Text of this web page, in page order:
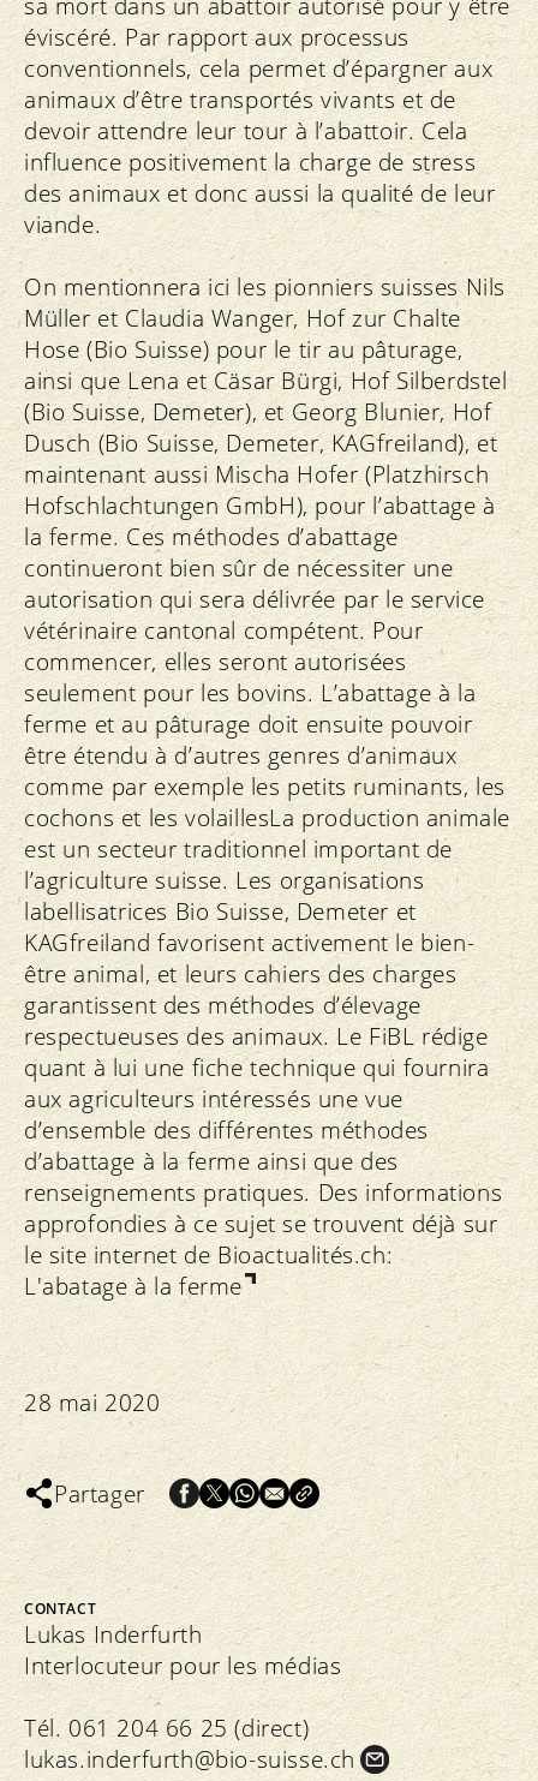
éviscéré. Par rapport aux processus
conventionnels, cela permet d’épargner aux
animaux d’être transportés vivants et de
devoir attendre leur tour à l’abattoir. Cela
influence positivement la charge de stress
des animaux et donc aussi la qualité de leur
viande.
On mentionnera ici les pionniers suisses Nils
Müller et Claudia Wanger, Hof zur Chalte
Hose (Bio Suisse) pour le tir au pâturage,
ainsi que Lena et Cäsar Bürgi, Hof Silberdstel
(Bio Suisse, Demeter), et Georg Blunier, Hof
Dusch (Bio Suisse, Demeter, KAGfreiland), et
maintenant aussi Mischa Hofer (Platzhirsch
Hofschlachtungen GmbH), pour l’abattage à
la ferme. Ces méthodes d’abattage
continueront bien sûr de nécessiter une
autorisation qui sera délivrée par le service
vétérinaire cantonal compétent. Pour
commencer, elles seront autorisées
seulement pour les bovins. L’abattage à la
ferme et au pâturage doit ensuite pouvoir
être étendu à d’autres genres d’animaux
comme par exemple les petits ruminants, les
cochons et les volaillesLa production animale
est un secteur traditionnel important de
l’agriculture suisse. Les organisations
labellisatrices Bio Suisse, Demeter et
KAGfreiland favorisent activement le bien-
être animal, et leurs cahiers des charges
garantissent des méthodes d’élevage
respectueuses des animaux. Le FiBL rédige
quant à lui une fiche technique qui fournira
aux agriculteurs intéressés une vue
d’ensemble des différentes méthodes
d’abattage à la ferme ainsi que des
renseignements pratiques. Des informations
approfondies à ce sujet se trouvent déjà sur
le site internet de Bioactualités.ch:
L'abatage à la ferme
28 mai 2020
Partager
CONTACT
Lukas Inderfurth
Interlocuteur pour les médias
Tél. 061 204 66 25 (direct)
lukas.inderfurth@bio-suisse.ch